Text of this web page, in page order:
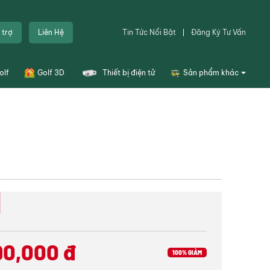
trợ Liên Hệ Tin Tức Nổi Bật Đăng Ký Tư Vấn
Golf 3D Thiết bị điện tử Sản phẩm khác
Thiết kế bản vẽ
đ 100% GIẢM
Hybrid nhằm
rộng để tăng